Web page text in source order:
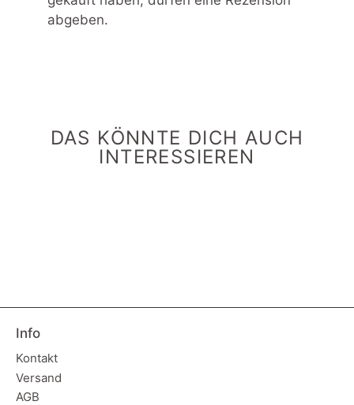
abgeben.
DAS KÖNNTE DICH AUCH
INTERESSIEREN
Info
Kontakt
Versand
AGB